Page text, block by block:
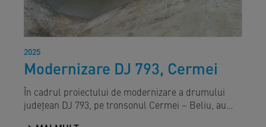
2025
Modernizare DJ 793, Cermei
În cadrul proiectului de modernizare a drumului
județean DJ 793, pe tronsonul Cermei – Beliu, au…